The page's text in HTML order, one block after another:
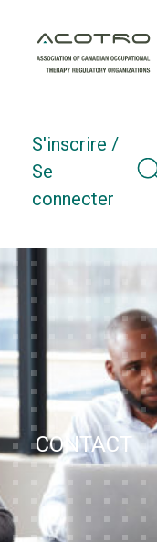
content
S'inscrire /
Se
connecter
CONTACT